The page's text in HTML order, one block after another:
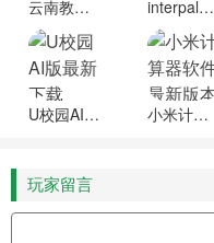
云南教育云app下载安装到手机 interpals2025最新版下载
U校园AI版最新下载 小米计算器软件最新版本下载
玩家留言